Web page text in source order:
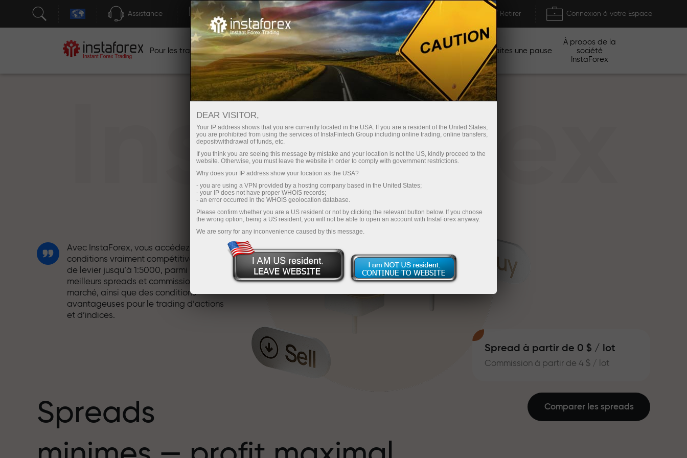
Assistance Ouverture rapide de compte Plateforme de trading Déposer / Retirer Connexion à votre Espace
Pour les traders
Pour les traders
débutants
Pour les
investisseurs
Pour les
partenaires
Campagnes Faites une pause
À propos de la
société
InstaForex
InstaForex
Spread à partir de 0 $ / lot
Commission à partir de 4 $ / lot
Avec InstaForex, vous accédez à des
conditions vraiment compétitives : effet
de levier jusqu’à 1:5000, parmi les
meilleurs spreads et commissions du
marché, ainsi que des conditions
avantageuses pour le trading d’actions
et d’indices.
trading partagent les mêmes valeurs.
Aleš Loprais apporte l’esprit de
Spreads
Comparer les spreads
DEAR VISITOR,
Your IP address shows that you are currently located in the USA. If you are a resident of the United States,
you are prohibited from using the services of InstaFintech Group including online trading, online transfers,
deposit/withdrawal of funds, etc.
If you think you are seeing this message by mistake and your location is not the US, kindly proceed to the
website. Otherwise, you must leave the website in order to comply with government restrictions.
Why does your IP address show your location as the USA?
- you are using a VPN provided by a hosting company based in the United States;
- your IP does not have proper WHOIS records;
- an error occurred in the WHOIS geolocation database.
Please confirm whether you are a US resident or not by clicking the relevant button below. If you choose
the wrong option, being a US resident, you will not be able to open an account with InstaForex anyway.
We are sorry for any inconvenience caused by this message.